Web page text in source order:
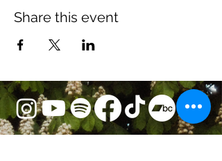
Share this event